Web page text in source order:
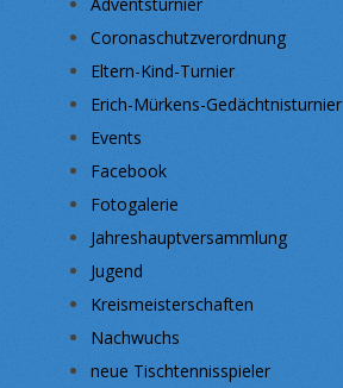
Coronaschutzverordnung
Eltern-Kind-Turnier
Erich-Mürkens-Gedächtnisturnier
Events
Facebook
Fotogalerie
Jahreshauptversammlung
Jugend
Kreismeisterschaften
Nachwuchs
neue Tischtennisspieler